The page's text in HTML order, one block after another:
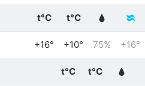
t°C t°C
+16° +10° 75% +16°
t°C t°C